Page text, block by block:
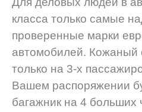
класса только самые
проверенные марки
автомобилей. Кожаный
только на 3-х
Вашем распоряжении
багажник на 4 больших